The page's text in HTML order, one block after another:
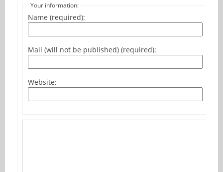
Your information:
Name (required):
Mail (will not be published) (required):
Website: